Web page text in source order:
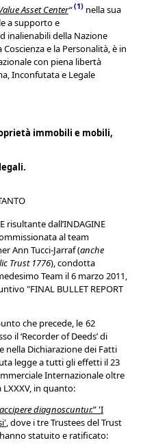
Asset Center“ (1) nella sua
a supporto e
inalienabili della Nazione
e la Personalità, è in
con piena libertà
Inconfutata e Legale
immobili e mobili,
risultante dall’INDAGINE
al team
Ann Tucci-Jarraf (anche
Trust 1776), condotta
Team il 6 marzo 2011,
"FINAL BULLET REPORT
che precede, le 62
il ‘Recorder of Deeds’di
nella Dichiarazione dei Fatti
legge a tutti gli effetti il 23
Internazionale oltre
in quanto:
diagnoscuntur.” 'I
,dove i tre Trustees del Trust
hanno statuito e ratificato: